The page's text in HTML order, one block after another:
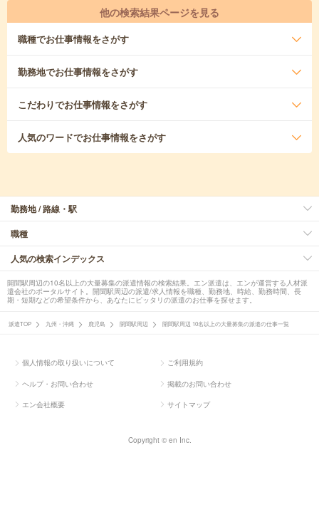
他の検索結果ページを見る
職種でお仕事情報をさがす
勤務地でお仕事情報をさがす
こだわりでお仕事情報をさがす
人気のワードでお仕事情報をさがす
勤務地 / 路線・駅
職種
人気の検索インデックス
開聞駅周辺の10名以上の大量募集の派遣情報の検索結果。エン派遣は、エンが運営する人材派
遣会社のポータルサイト。開聞駅周辺の派遣/求人情報を職種、勤務地、時給、勤務時間、長
期・短期などの希望条件から、あなたにピッタリの派遣のお仕事を探せます。
派遣TOP 九州・沖縄 鹿児島 開聞駅周辺 開聞駅周辺 10名以上の大量募集の派遣の仕事一覧
個人情報の取り扱いについて ご利用規約
ヘルプ・お問い合わせ 掲載のお問い合わせ
エン会社概要 サイトマップ
Copyright © en Inc.